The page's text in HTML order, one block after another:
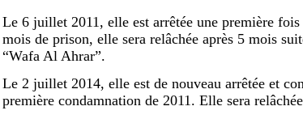
Le 6 juillet 2011, elle est arrêtée une première fois
mois de prison, elle sera relâchée après 5 mois
“Wafa Al Ahrar”.
Le 2 juillet 2014, elle est de nouveau arrêtée et
première condamnation de 2011. Elle sera